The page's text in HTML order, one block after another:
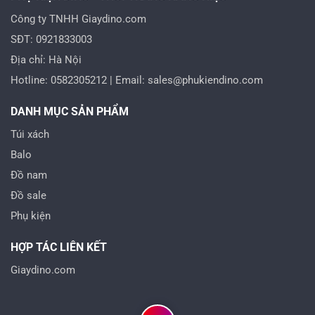
Công ty TNHH Giaydino.com
SĐT: 0921833003
Địa chỉ: Hà Nội
Hotline: 0582305212 | Email: sales@phukiendino.com
DANH MỤC SẢN PHẨM
Túi xách
Balo
Đồ nam
Đồ sale
Phụ kiện
HỢP TÁC LIÊN KẾT
Giaydino.com